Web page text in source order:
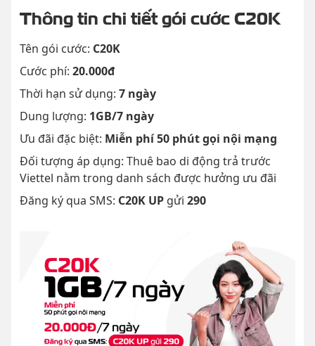
Thông tin chi tiết gói cước C20K
Tên gói cước: C20K
Cước phí: 20.000đ
Thời hạn sử dụng: 7 ngày
Dung lượng: 1GB/7 ngày
Ưu đãi đặc biệt: Miễn phí 50 phút gọi nội mạng
Đối tượng áp dụng: Thuê bao di động trả trước
Viettel nằm trong danh sách được hưởng ưu đãi
Đăng ký qua SMS: C20K UP gửi 290